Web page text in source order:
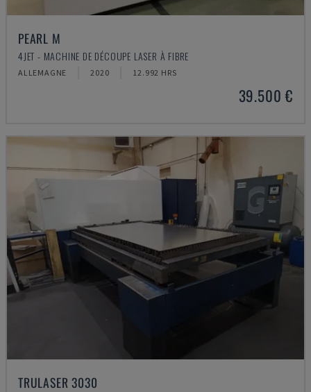
PEARL M
4JET - MACHINE DE DÉCOUPE LASER À FIBRE
ALLEMAGNE 2020 12.992 HRS
39.500 €
TRULASER 3030